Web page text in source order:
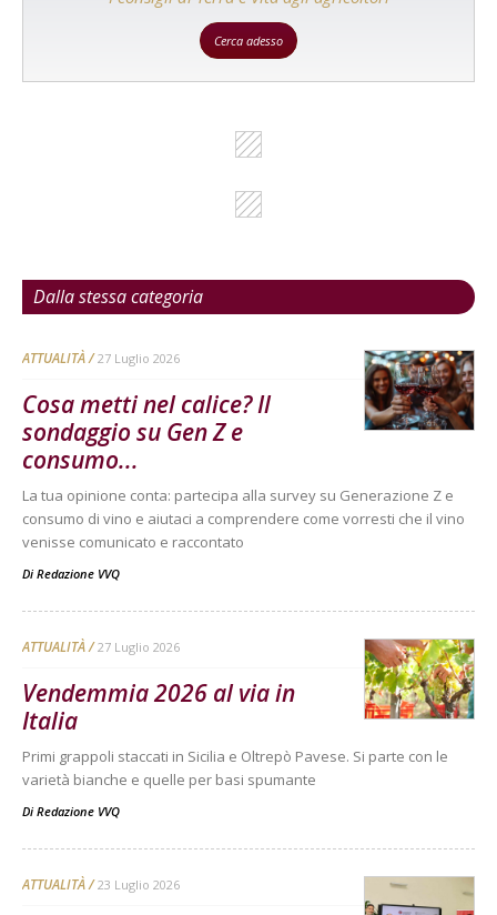
Cerca adesso
Dalla stessa categoria
ATTUALITÀ 27 Luglio 2026
Cosa metti nel calice? Il
sondaggio su Gen Z e
consumo...
La tua opinione conta: partecipa alla survey su Generazione Z e
consumo di vino e aiutaci a comprendere come vorresti che il vino
venisse comunicato e raccontato
Di Redazione VVQ
ATTUALITÀ 27 Luglio 2026
Vendemmia 2026 al via in
Italia
Primi grappoli staccati in Sicilia e Oltrepò Pavese. Si parte con le
varietà bianche e quelle per basi spumante
Di Redazione VVQ
ATTUALITÀ 23 Luglio 2026